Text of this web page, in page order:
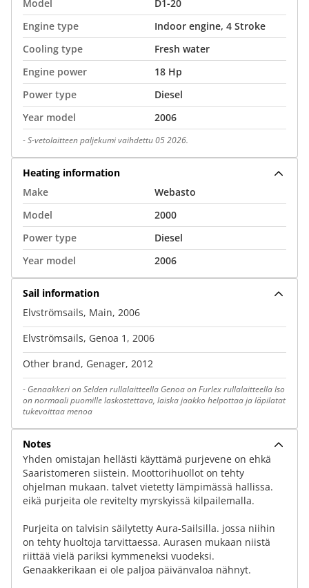
Model
D1-20
Engine type
Indoor engine, 4 Stroke
Cooling type
Fresh water
Engine power
18 Hp
Power type
Diesel
Year model
2006
-S-vetolaitteen paljekumi vaihdettu 05 2026.
Heating information
Make
Webasto
Model
2000
Power type
Diesel
Year model
2006
Sail information
Elvströmsails, Main, 2006
Elvströmsails, Genoa 1, 2006
Other brand, Genager, 2012
- Genaakkeri on Selden rullalaitteella Genoa on Furlex rullalaitteella Iso
on normaali puomille laskostettava, laiska jaakko helpottaa ja läpilatat
tukevoittaa menoa
Notes
Yhden omistajan hellästi käyttämä purjevene on ehkä
Saaristomeren siistein. Moottorihuollot on tehty
ohjelman mukaan. talvet vietetty lämpimässä hallissa.
eikä purjeita ole revitelty myrskyissä kilpailemalla.
Purjeita on talvisin säilytetty Aura-Sailsilla. jossa niihin
on tehty huoltoja tarvittaessa. Aurasen mukaan niistä
riittää vielä pariksi kymmeneksi vuodeksi.
Genaakkerikaan ei ole paljoa päivänvaloa nähnyt.